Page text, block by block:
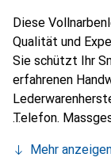
Diese
Qualität und
Sie schützt Ihr
erfahrenen
Telefon.
unverzichtbaren
Mehr